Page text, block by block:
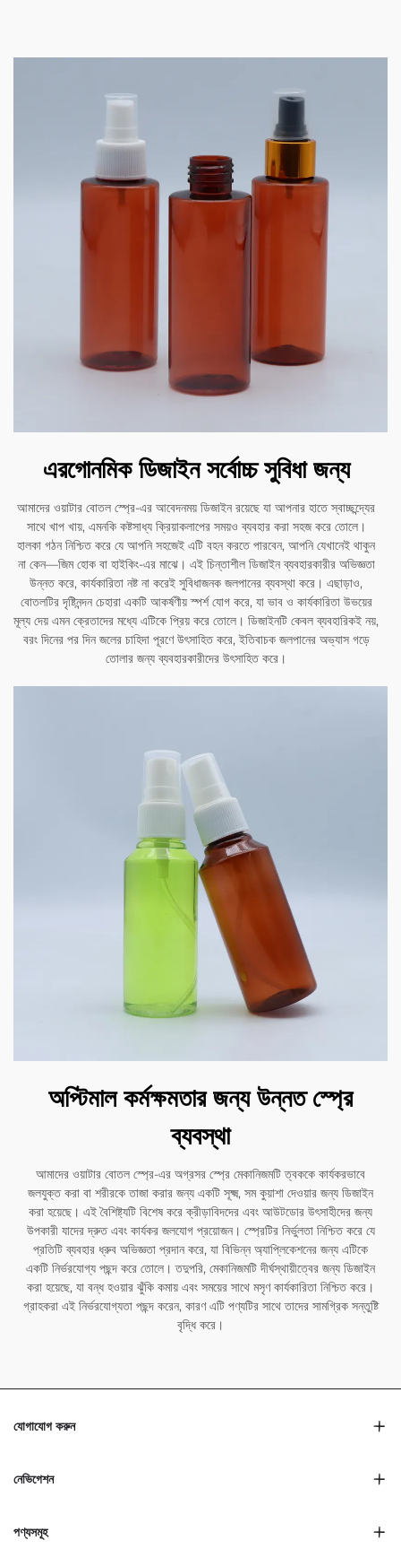
এরগোনমিক ডিজাইন সর্বোচ্চ সুবিধা জন্য
আমাদের ওয়াটার বোতল স্প্রে-এর আবেদনময় ডিজাইন রয়েছে যা আপনার হাতে স্বাচ্ছন্দ্যের
সাথে খাপ খায়, এমনকি কষ্টসাধ্য ক্রিয়াকলাপের সময়ও ব্যবহার করা সহজ করে তোলে।
হালকা গঠন নিশ্চিত করে যে আপনি সহজেই এটি বহন করতে পারবেন, আপনি যেখানেই থাকুন
না কেন—জিম হোক বা হাইকিং-এর মাঝে। এই চিন্তাশীল ডিজাইন ব্যবহারকারীর অভিজ্ঞতা
উন্নত করে, কার্যকারিতা নষ্ট না করেই সুবিধাজনক জলপানের ব্যবস্থা করে। এছাড়াও,
বোতলটির দৃষ্টিনন্দন চেহারা একটি আকর্ষণীয় স্পর্শ যোগ করে, যা ভাব ও কার্যকারিতা উভয়ের
মূল্য দেয় এমন ক্রেতাদের মধ্যে এটিকে প্রিয় করে তোলে। ডিজাইনটি কেবল ব্যবহারিকই নয়,
বরং দিনের পর দিন জলের চাহিদা পূরণে উৎসাহিত করে, ইতিবাচক জলপানের অভ্যাস গড়ে
তোলার জন্য ব্যবহারকারীদের উৎসাহিত করে।
অপ্টিমাল কর্মক্ষমতার জন্য উন্নত স্প্রে
ব্যবস্থা
আমাদের ওয়াটার বোতল স্প্রে-এর অগ্রসর স্প্রে মেকানিজমটি ত্বককে কার্যকরভাবে
জলযুক্ত করা বা শরীরকে তাজা করার জন্য একটি সূক্ষ্ম, সম কুয়াশা দেওয়ার জন্য ডিজাইন
করা হয়েছে। এই বৈশিষ্ট্যটি বিশেষ করে ক্রীড়াবিদদের এবং আউটডোর উৎসাহীদের জন্য
উপকারী যাদের দ্রুত এবং কার্যকর জলযোগ প্রয়োজন। স্প্রেটির নির্ভুলতা নিশ্চিত করে যে
প্রতিটি ব্যবহার ধ্রুব অভিজ্ঞতা প্রদান করে, যা বিভিন্ন অ্যাপ্লিকেশনের জন্য এটিকে
একটি নির্ভরযোগ্য পছন্দ করে তোলে। তদুপরি, মেকানিজমটি দীর্ঘস্থায়ীত্বের জন্য ডিজাইন
করা হয়েছে, যা বন্ধ হওয়ার ঝুঁকি কমায় এবং সময়ের সাথে মসৃণ কার্যকারিতা নিশ্চিত করে।
গ্রাহকরা এই নির্ভরযোগ্যতা পছন্দ করেন, কারণ এটি পণ্যটির সাথে তাদের সামগ্রিক সন্তুষ্টি
বৃদ্ধি করে।
যোগাযোগ করুন
নেভিগেশন
পণ্যসমূহ